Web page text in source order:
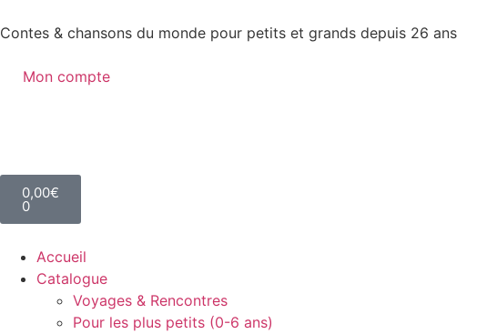
Contes & chansons du monde pour petits et grands depuis 26 ans
Mon compte
0,00€
0
Accueil
Catalogue
Voyages & Rencontres
Pour les plus petits (0-6 ans)